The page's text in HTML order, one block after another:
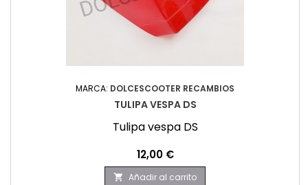
MARCA: DOLCESCOOTER RECAMBIOS
TULIPA VESPA DS
Tulipa vespa DS
Precio
12,00 €
 Añadir al carrito